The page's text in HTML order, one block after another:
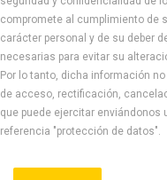
compromete al cumplimiento de
carácter personal y de su deber
necesarias para evitar su
Por lo tanto, dicha información
de acceso, rectificación,
que puede ejercitar enviándonos
referencia "protección de datos".